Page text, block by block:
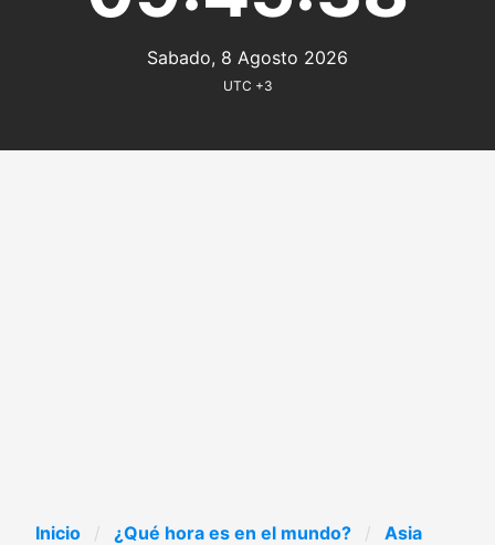
Sabado, 8 Agosto 2026
UTC +3
Inicio ¿Qué hora es en el mundo?
Asia